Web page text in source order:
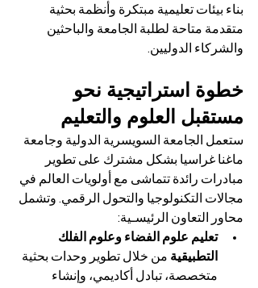
بناء بيئات تعليمية مبتكرة وأنظمة بحثية
متقدمة متاحة لطلبة الجامعة والباحثين
والشركاء الدوليين.
خطوة استراتيجية نحو
مستقبل العلوم والتعليم
ستعمل الجامعة السويسرية الدولية وجامعة
ماغنا غراسيا بشكل مشترك على تطوير
مبادرات رائدة تتماشى مع أولويات العالم في
مجالات التكنولوجيا والتحول الرقمي. وتشمل
محاور التعاون الرئيسـية:
تعليم علوم الفضاء وعلوم الفلك
التطبيقية من خلال تطوير وحدات بحثية
متخصصة، تبادل أكاديمي، وإنشاء